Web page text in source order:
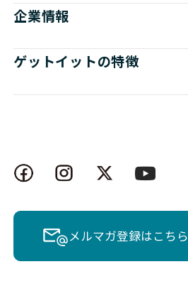
企業情報
ゲットイットの特徴
メルマガ登録はこちら